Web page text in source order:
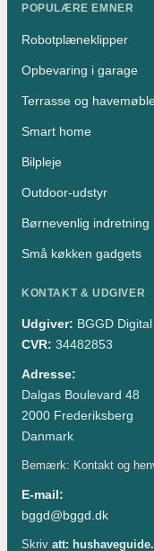
POPULÆRE EMNER
Robotplæneklipper
Opbevaring i garage
Terrasse og
Smart home
Bilpleje
Outdoor-udstyr
Børnevenlig indretning
Små køkken gadgets
KONTAKT & UDGIVER
Udgiver: BGGD Digital
CVR: 34482853
Adresse:
Dalgas Boulevard 48
2000 Frederiksberg
Danmark
Bemærk: Kontakt og
E-mail:
bggd@bggd.dk
Skriv att: